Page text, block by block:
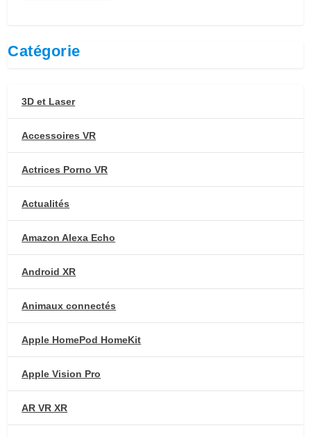
Catégorie
3D et Laser
Accessoires VR
Actrices Porno VR
Actualités
Amazon Alexa Echo
Android XR
Animaux connectés
Apple HomePod HomeKit
Apple Vision Pro
AR VR XR